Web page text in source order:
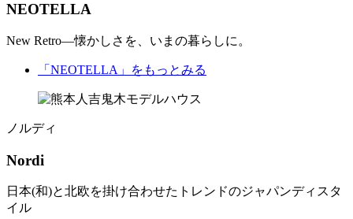
NEOTELLA
New Retro—懐かしさを、いまの暮らしに。
「NEOTELLA」 をもっとみる
ノルディ
Nordi
日本(和)と北欧を掛け合わせたトレンドのジャパンディスタ
イル